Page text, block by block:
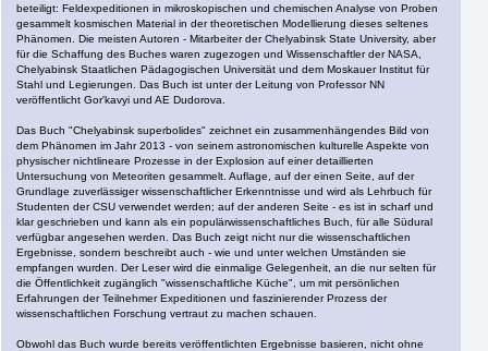
beteiligt: ​​Feldexpeditionen in mikroskopischen und chemischen Analyse von Proben
gesammelt kosmischen Material in der theoretischen Modellierung dieses seltenes
Phänomen. Die meisten Autoren - Mitarbeiter der Chelyabinsk State University, aber
für die Schaffung des Buches waren zugezogen und Wissenschaftler der NASA,
Chelyabinsk Staatlichen Pädagogischen Universität und dem Moskauer Institut für
Stahl und Legierungen. Das Buch ist unter der Leitung von Professor NN
veröffentlicht Gor'kavyi und AE Dudorova.
Das Buch "Chelyabinsk superbolides" zeichnet ein zusammenhängendes Bild von
dem Phänomen im Jahr 2013 - von seinem astronomischen kulturelle Aspekte von
physischer nichtlineare Prozesse in der Explosion auf einer detaillierten
Untersuchung von Meteoriten gesammelt. Auflage, auf der einen Seite, auf der
Grundlage zuverlässiger wissenschaftlicher Erkenntnisse und wird als Lehrbuch für
Studenten der CSU verwendet werden; auf der anderen Seite - es ist in scharf und
klar geschrieben und kann als ein populärwissenschaftliches Buch, für alle Südural
verfügbar angesehen werden. Das Buch zeigt nicht nur die wissenschaftlichen
Ergebnisse, sondern beschreibt auch - wie und unter welchen Umständen sie
empfangen wurden. Der Leser wird die einmalige Gelegenheit, an die nur selten für
die Öffentlichkeit zugänglich "wissenschaftliche Küche", um mit persönlichen
Erfahrungen der Teilnehmer Expeditionen und faszinierender Prozess der
wissenschaftlichen Forschung vertraut zu machen schauen.
Obwohl das Buch wurde bereits veröffentlichten Ergebnisse basieren, nicht ohne